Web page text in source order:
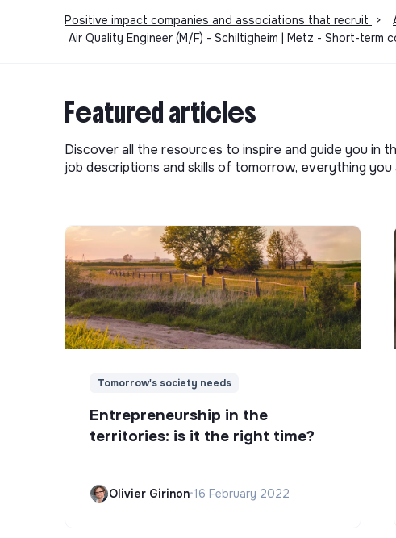
Positive impact companies and associations that recruit >
Air Quality Engineer (M/F) - Schiltigheim | Metz - Short-term
Featured articles
Discover all the resources to inspire and guide you in
job descriptions and skills of tomorrow, everything
Tomorrow's society needs
Entrepreneurship in the
territories: is it the right time?
Olivier Girinon•16 February 2022